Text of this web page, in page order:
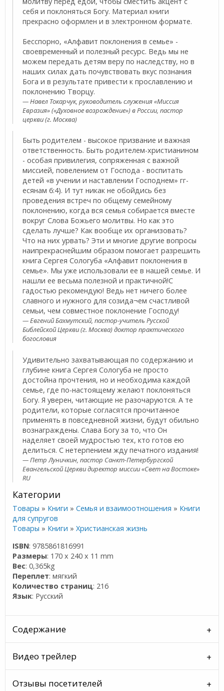
себя и поклоняться Богу. Материал книги
прекрасно оформлен и в электронном формате.
Бесспорно, «Алфавит поклонения в семье» -
своевременный и полезный ресурс. Ведь мы не
можем передать детям веру по наследству, но в
наших силах дать почувствовать вкус познания
Бога и в результате привести к прославлению и
поклонению Творцу.
Навел Токарчук, руководитель служения «Миссия
Евразия» («Духовное возрождение») в России, пастор
церкви (г. Москва)
Быть родителем - высокое призвание и важная
ответственность. Быть родителем-христианином
- особая привилегия, сопряженная с важной
миссией, повелением от Господа - воспитать
детей «в учении и наставлении Господнем» гг-
есянам 6:4). И тут никак не обойдись без
проведения встреч по общему семейному
поклонению, когда вся семья собирается вместе
вокруг Слова Божьего молитвы. Но как это
сделать лучше? Как вообще их организовать?
Что на них урвать? Эти и многие другие вопросы
наипрекраснейшим образом помогает разрешить
книга Сергея Сологуба «Алфавит поклонения в
семье». Мы уже использовали ее в нашей семье. И
нашли ее весьма полезной и практичной!С
гадостью рекомендую! Ведь нет ничего более
славного и нужного для созида¬ем счастливой
семьи, чем совместное поклонение Господу!
Евгений Бахмутский, пастор-учитель Русской
Библейской Церкви (г. Москва) доктор практического
богословия
Удивительно захватывающая по содержанию и
глубине книга Сергея Сологуба не просто
достойна прочтения, но и необходима каждой
семье, где по-настоящему желают поклоняться
Богу. Я уверен, читающие не разочаруются. А те
родители, которые согласятся прочитанное
применять в повседневной жизни, будут обильно
вознаграждены. Слава Богу за то, что Он
наделяет своей мудростью тех, кто готов ею
делиться. С нетерпением жду печатного издания!
Петр Луничкин, пастор Санкт-Петербургской
Евангельской Церкви директор миссии «Свет на Востоке»
RU
Категории
Товары » Книги »Семья и взаимоотношения » Книги
для супругов
Товары » Книги »Христианская жизнь
ISBN: 9785861816991
Размеры: 170 x 240 x 11 mm
Вес: 0,365kg
Переплет: мягкий
Количество страниц: 216
Язык: Русский
Содержание
Видео трейлер
Отзывы посетителей